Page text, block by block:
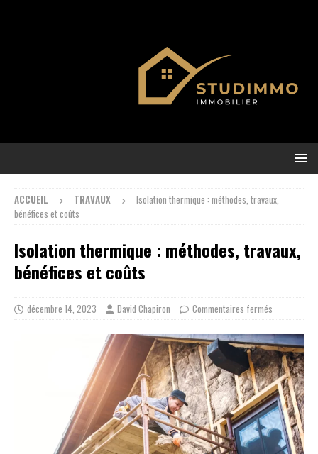
ACCUEIL TRAVAUX
Isolation thermique : méthodes, travaux,
bénéfices et coûts
Isolation thermique : méthodes, travaux,
bénéfices et coûts
décembre 14, 2023 David Chapiron Commentaires fermés